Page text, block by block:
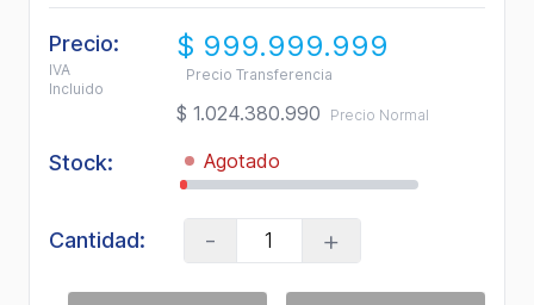
Precio:
IVA
Incluido
$ 999.999.999
Precio Transferencia
$ 1.024.380.990 Precio Normal
Stock: Agotado
Cantidad: - +